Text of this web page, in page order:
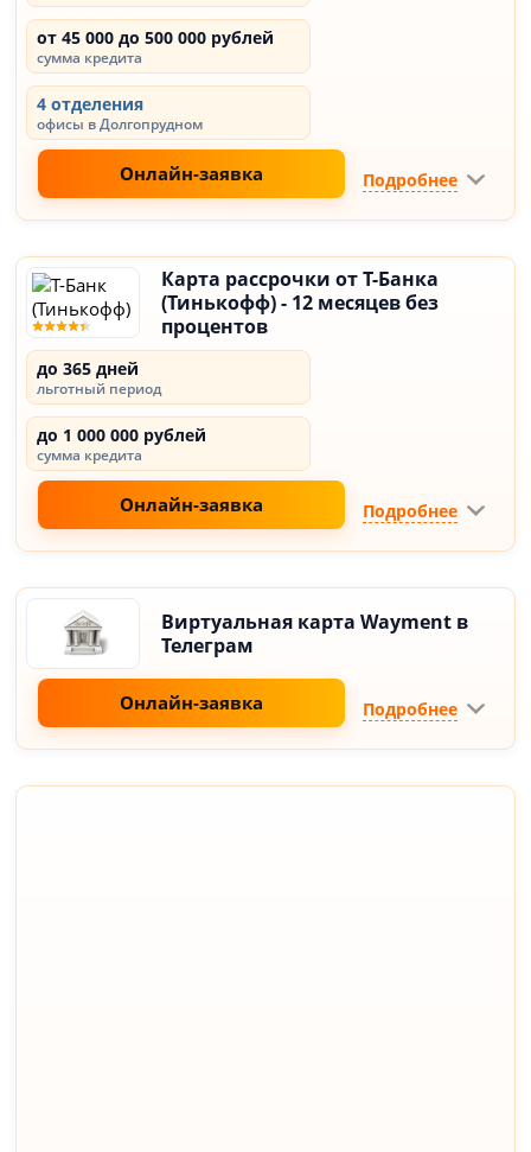
от 45 000 до 500 000 рублей
сумма кредита
4 отделения
офисы в Долгопрудном
Онлайн-заявка Подробнее
Карта рассрочки от Т-Банка
(Тинькофф) - 12 месяцев без
процентов
до 365 дней
льготный период
до 1 000 000 рублей
сумма кредита
Онлайн-заявка Подробнее
Виртуальная карта Wayment в
Телеграм
Онлайн-заявка Подробнее